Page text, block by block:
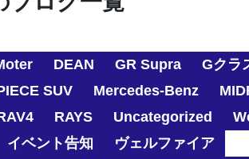
DEAN GR Supra
Gクラ
SUV Mercedes-Benz
RAYS Uncategorized
イベント告知
ヴェルファイア